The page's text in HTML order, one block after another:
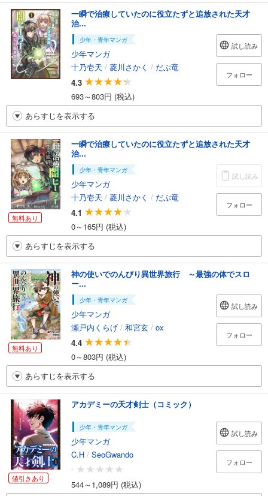
一瞬で治療していたのに役立たずと追放された天才
治...
少年・青年マンガ
少年マンガ
十乃壱天 / 菱川さかく / だぶ竜
4.3
693～803円 (税込)
試し読み
フォロー
あらすじを表示する
無料あり
一瞬で治療していたのに役立たずと追放された天才
治...
少年・青年マンガ
少年マンガ
十乃壱天 / 菱川さかく / だぶ竜
4.1
0～165円 (税込)
試し読み
フォロー
あらすじを表示する
無料あり
神の使いでのんびり異世界旅行 ～最強の体でスロ
ー...
少年・青年マンガ
少年マンガ
瀬戸内くらげ / 和宮玄 / ox
4.4
0～803円 (税込)
試し読み
フォロー
あらすじを表示する
値引きあり
アカデミーの天才剣士（コミック）
少年・青年マンガ
少年マンガ
C.H / SeoGwando
-
544～1,089円 (税込)
試し読み
フォロー